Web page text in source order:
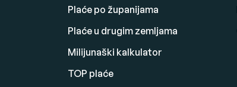
Plaće po županijama
Plaće u drugim zemljama
Milijunaški kalkulator
TOP plaće